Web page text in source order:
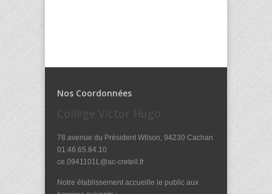
Nos Coordonnées
Collège Victor Hugo
78 avenue du Président Wilson, 94230 Cachan
01.46.65.84.10
ce.0941101L@ac-creteil.fr
Notre établissement accueille le public aux